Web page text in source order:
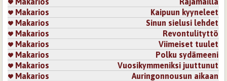
Kaunista melankoliaa joka istuu näihin syksyisiin
aamuihin ja päiviin. Tosin kyllä säkeiltäsi on luettavissa
suruakin, mutta sekin kuuluu osana elämäämme.
Kirjaudutairekisteröidykommentoidaksesi
Sivut
Makarios
Kaipuun kyyneleet
Makarios
Sinun sielusi lehdet
Makarios
Revontulityttö
Makarios
Viimeiset tuulet
Makarios
Polku sydämeeni
Makarios
Vuosikymmeniksi juuttunut
Makarios
Auringonnousun aikaan